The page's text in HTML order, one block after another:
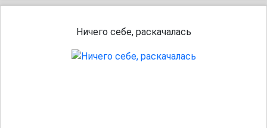
Ничего себе, раскачалась